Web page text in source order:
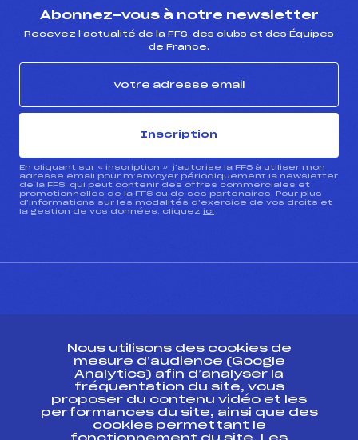
Abonnez-vous à notre newsletter
Recevez l’actualité de la FFS, des clubs et des Équipes
de France.
Inscription
En cliquant sur « inscription », j’autorise la FFS à utiliser mon
adresse email pour m’envoyer périodiquement la newsletter
de la FFS, qui peut contenir des offres commerciales et
promotionnelles de la FFS ou de ses partenaires. Pour plus
d’informations sur les modalités d’exercice de vos droits et
la gestion de vos données, cliquez ici
Ressources
Pass’Neige
Projet sportif fédéral
Nous utilisons des cookies de
mesure d’audience (Google
Analytics) afin d’analyser la
fréquentation du site, vous
proposer du contenu vidéo et les
performances du site, ainsi que des
cookies permettant le